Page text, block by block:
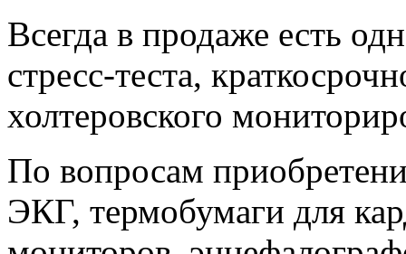
Всегда в продаже есть
стресс-теста,
холтеровского
По вопросам
ЭКГ, термобумаги для